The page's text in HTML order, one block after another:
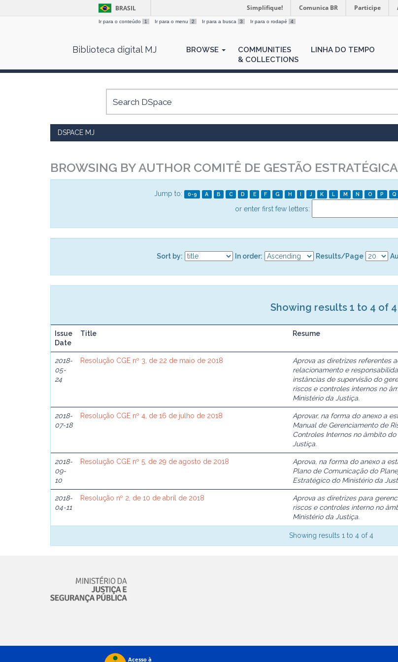
BRASIL Simplifique! Comunica BR Participe
Ir para o conteúdo 1 Ir para o menu 2 Ir para a busca 3 Ir para o rodapé 4
Biblioteca digital MJ BROWSE
COMMUNITIES
& COLLECTIONS
LINHA DO TEMPO
DSPACE MJ
BROWSING BY AUTHOR COMITÊ DE GESTÃO ESTRATÉGICA
Jump to: 0-9 A B C D E F G H I J K L M N O P Q
or enter first few letters:
Sort by: In order: Results/Page
Showing results 1 to 4 of 4
Issue
Date
Title Resume
2018-
05-
24
Resolução CGE nº 3, de 22 de maio de 2018
Aprova as diretrizes referentes
relacionamento e
instâncias de supervisão do
riscos e controles internos no
Ministério da Justiça.
2018-
07-18
Resolução CGE nº 4, de 16 de julho de 2018
Aprovar, na forma do anexo a
Manual de Gerenciamento de
Controles Internos no âmbito
Justiça.
2018-
09-
10
Resolução CGE nº 5, de 29 de agosto de 2018
Aprova, na forma do anexo a
Plano de Comunicação do
Estratégico do Ministério da
2018-
04-11
Resolução nº 2, de 10 de abril de 2018
Aprova as diretrizes para
riscos e controles interno no
Ministério da Justiça.
Showing results 1 to 4 of 4